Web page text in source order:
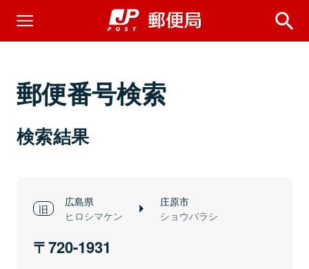
郵便番号検索
検索結果
広島県
ヒロシマケン
庄原市
ショウバラシ
720-1931